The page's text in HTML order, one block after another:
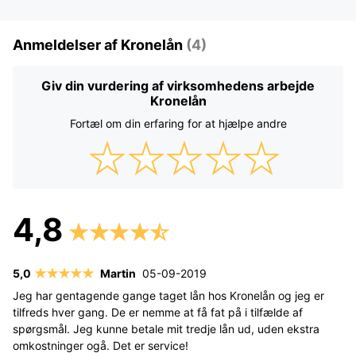
Anmeldelser af Kronelån (4)
Giv din vurdering af virksomhedens arbejde
Kronelån
Fortæl om din erfaring for at hjælpe andre
Martin 05-09-2019
Jeg har gentagende gange taget lån hos Kronelån og jeg er
tilfreds hver gang. De er nemme at få fat på i tilfælde af
spørgsmål. Jeg kunne betale mit tredje lån ud, uden ekstra
omkostninger ogå. Det er service!